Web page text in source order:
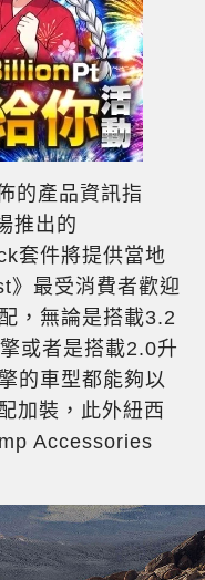
的產品資訊指
推出的
套件將提供當地
》最受消費者歡迎
，無論是搭載3.2
或者是搭載2.0升
的車型都能夠以
加裝，此外紐西
Accessories